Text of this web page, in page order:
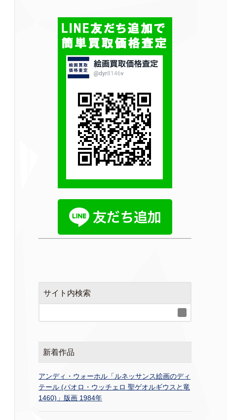
サイト内検索
新着作品
アンディ・ウォーホル「ルネッサンス絵画のディ
テール (パオロ・ウッチェロ 聖ゲオルギウスと竜
1460)」版画 1984年